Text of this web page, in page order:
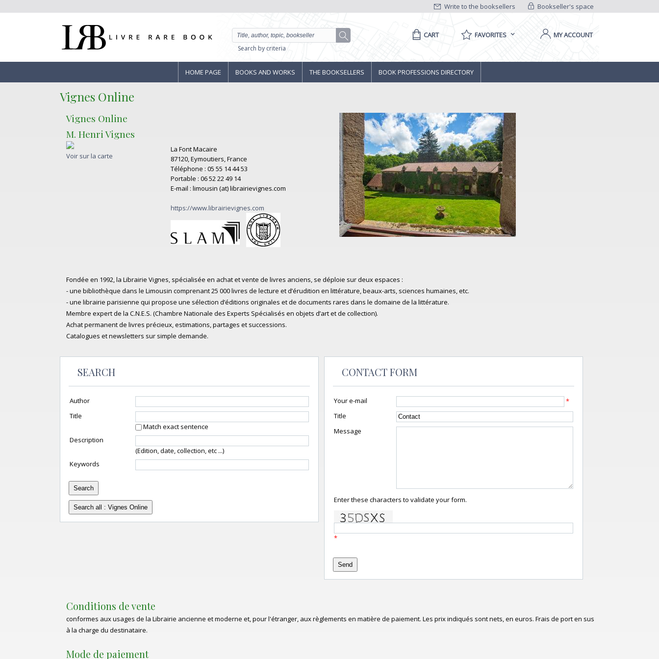
Bookseller's space
Write to the booksellers
Search by criteria
CART FAVORITES MY ACCOUNT
HOME PAGE BOOKS AND WORKS THE BOOKSELLERS BOOK PROFESSIONS DIRECTORY
Vignes Online
Vignes Online
M. Henri Vignes
Voir sur la carte
La Font Macaire
87120, Eymoutiers, France
Téléphone : 05 55 14 44 53
Portable : 06 52 22 49 14
E-mail : limousin (at) librairievignes.com
https://www.librairievignes.com
Fondée en 1992, la Librairie Vignes, spécialisée en achat et vente de livres anciens, se déploie sur deux espaces :
- une bibliothèque dans le Limousin comprenant 25 000 livres de lecture et d’érudition en littérature, beaux-arts, sciences humaines, etc.
- une librairie parisienne qui propose une sélection d’éditions originales et de documents rares dans le domaine de la littérature.
Membre expert de la C.N.E.S. (Chambre Nationale des Experts Spécialisés en objets d’art et de collection).
Achat permanent de livres précieux, estimations, partages et successions.
Catalogues et newsletters sur simple demande.
SEARCH
Author
Title
Match exact sentence
Description
(Edition, date, collection, etc ...)
Keywords
CONTACT FORM
Enter these characters to validate your form.
*
Your e-mail
*
Title
Message
Conditions de vente
conformes aux usages de la Librairie ancienne et moderne et, pour l'étranger, aux règlements en matière de paiement. Les prix indiqués sont nets, en euros. Frais de port en sus
à la charge du destinataire.
Mode de paiement